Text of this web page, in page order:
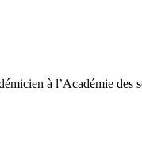
à l’Académie des